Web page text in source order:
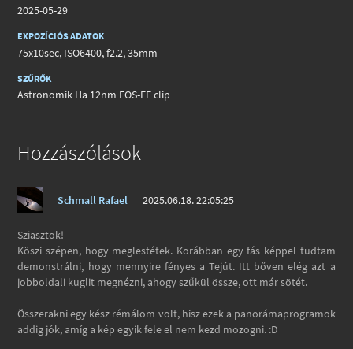
2025-05-29
EXPOZÍCIÓS ADATOK
75x10sec, ISO6400, f2.2, 35mm
SZŰRŐK
Astronomik Ha 12nm EOS-FF clip
Hozzászólások
Schmall Rafael 2025.06.18. 22:05:25
Sziasztok!
Köszi szépen, hogy meglestétek. Korábban egy fás képpel tudtam
demonstrálni, hogy mennyire fényes a Tejút. Itt bőven elég azt a
jobboldali kuglit megnézni, ahogy szűkül össze, ott már sötét.
Összerakni egy kész rémálom volt, hisz ezek a panorámaprogramok
addig jók, amíg a kép egyik fele el nem kezd mozogni. :D